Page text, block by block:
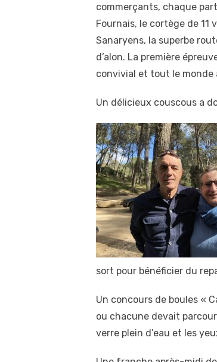
commerçants, chaque
Fournais, le cortège de 11
Sanaryens, la superbe
d’alon. La première
convivial et tout le monde
Un délicieux couscous a
sort pour bénéficier du
Un concours de boules «
ou chacune devait
verre plein d’eau et les